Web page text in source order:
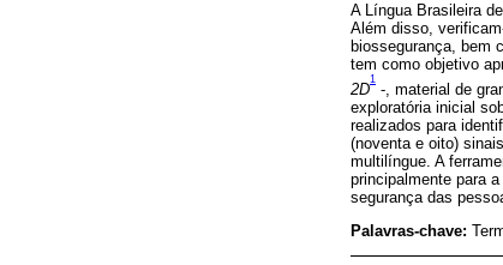
A Língua Brasileira
Além disso,
biossegurança, bem
tem como objetivo
2D
1
-, material de
exploratória inicial
realizados para
(noventa e oito)
multilíngue. A
principalmente para
segurança das
Palavras-chave: